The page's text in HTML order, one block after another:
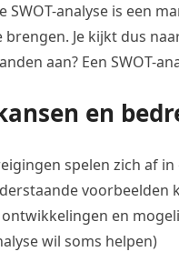
SWOT-analyse is een
brengen. Je kijkt dus
aan? Een SWOT-
en
spelen zich af
voorbeelden
en
wil soms helpen)